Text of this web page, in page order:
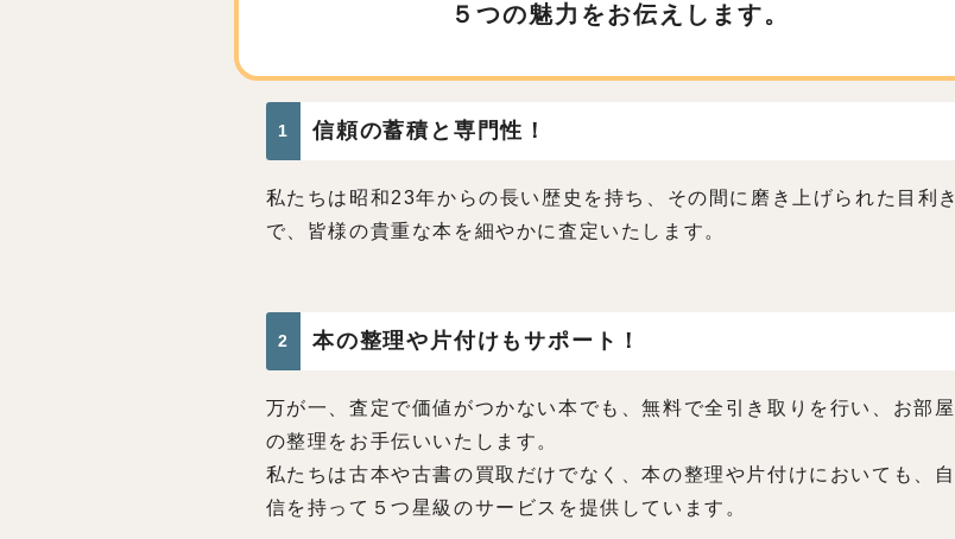
５つの魅力をお伝えします。
1 信頼の蓄積と専門性！
私たちは昭和23年からの長い歴史を持ち、その間に磨き上げられた目利き
で、皆様の貴重な本を細やかに査定いたします。
2 本の整理や片付けもサポート！
万が一、査定で価値がつかない本でも、無料で全引き取りを行い、お部屋
の整理をお手伝いいたします。
私たちは古本や古書の買取だけでなく、本の整理や片付けにおいても、自
信を持って５つ星級のサービスを提供しています。